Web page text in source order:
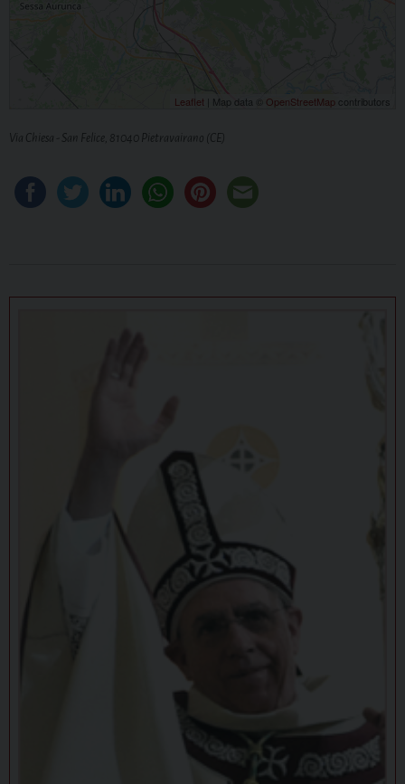
Leaflet | Map data © OpenStreetMap contributors
Via Chiesa - San Felice, 81040 Pietravairano (CE)